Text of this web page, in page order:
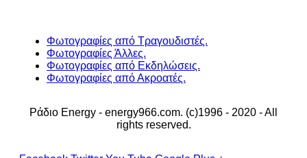
Φωτογραφίες από Τραγουδιστές.
Φωτογραφίες Άλλες.
Φωτογραφίες από Εκδηλώσεις.
Φωτογραφίες από Ακροατές.
Ράδιο Energy - energy966.com. (c)1996 - 2020 - All
rights reserved.